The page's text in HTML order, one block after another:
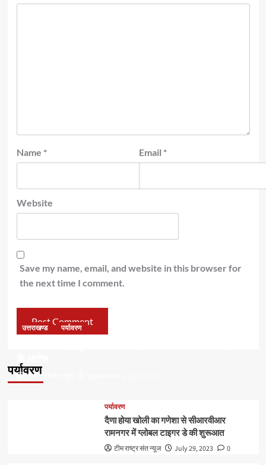
Name * Email *
Website
Save my name, email, and website in this browser for
the next time I comment.
पर्यावरण
उत्तराखण्ड पर्यावरण
के आदेश
टीम राष्ट्र संत न्यूज
पर्यावरण
दैणा होया खोली का गणेशा से सीआरवीआर
रामनगर में ग्लोबल टाइगर डे की शुरूआत
टीम राष्ट्र संत न्यूज July 29, 2023 0